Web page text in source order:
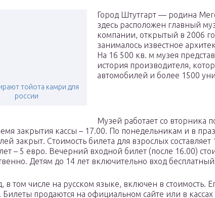
тойота камри для
россии
Город Штутгарт — родина
здесь расположен главный
компании, открытый в 2006
занималось известное
На 16 500 кв. м музея
история производителя,
автомобилей и более 1500
Музей работает со вторника
закрытия кассы – 17.00. По понедельникам и в
закрыт. Стоимость билета для взрослых
– 5 евро. Вечерний входной билет (после 16.00)
Детям до 14 лет включительно вход
в том числе на русском языке, включен в стоимость.
Билеты продаются на официальном сайте или в